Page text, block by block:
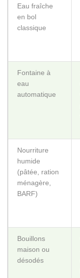
Eau fraîche
en bol
classique
Fontaine à
eau
automatique
Nourriture
humide
(pâtée, ration
ménagère,
BARF)
Bouillons
maison ou
désodés